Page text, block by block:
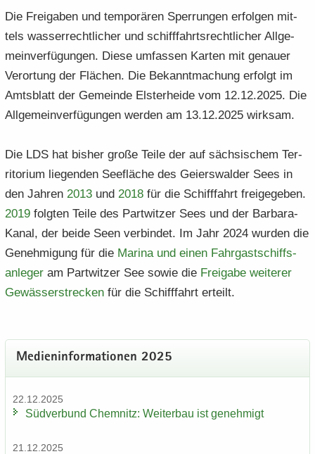
Die Frei­ga­ben und tem­po­rä­ren Sper­run­gen er­fol­gen mit­
tels was­ser­recht­li­cher und schiff­fahrts­recht­li­cher All­ge­
mein­ver­fü­gun­gen. Diese um­fas­sen Kar­ten mit ge­nau­er
Ver­or­tung der Flä­chen. Die Be­kannt­ma­chung er­folgt im
Amts­blatt der Ge­mein­de Els­ter­hei­de vom 12.12.2025. Die
All­ge­mein­ver­fü­gun­gen wer­den am 13.12.2025 wirk­sam.
Die LDS hat bis­her große Teile der auf säch­si­schem Ter­
ri­to­ri­um lie­gen­den See­flä­che des Gei­ers­wal­der Sees in
den Jah­ren 2013 und 2018 für die Schiff­fahrt frei­ge­ge­ben.
2019 folg­ten Teile des Part­wit­zer Sees und der Barbara-​
Kanal, der beide Seen ver­bin­det. Im Jahr 2024 wur­den die
Ge­neh­mi­gung für die Ma­ri­na und einen Fahr­gast­schiffs­
an­le­ger am Part­wit­zer See sowie die Frei­ga­be wei­te­rer
Ge­wäs­ser­stre­cken für die Schiff­fahrt er­teilt.
Me­di­en­in­for­ma­tio­nen 2025
22.12.2025
Süd­ver­bund Chem­nitz: Wei­ter­bau ist ge­neh­migt
21.12.2025